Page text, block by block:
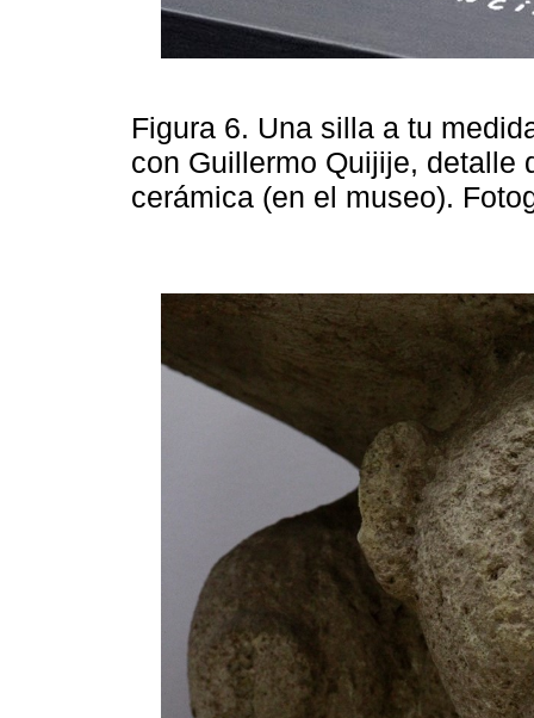
Figura 6. Una silla a tu
con Guillermo Quijije, detalle
cerámica (en el museo).